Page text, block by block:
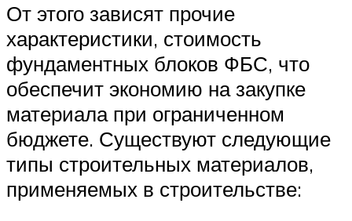
От этого зависят прочие
характеристики, стоимость
фундаментных блоков ФБС, что
обеспечит экономию на закупке
материала при ограниченном
бюджете. Существуют следующие
типы строительных материалов,
применяемых в строительстве: